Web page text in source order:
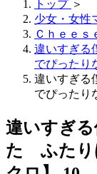
トップ ＞
少女・女性
Ｃｈｅｅｓ
違いすぎる
でぴったり
違いすぎる
でぴったり
違いすぎ
た ふたり